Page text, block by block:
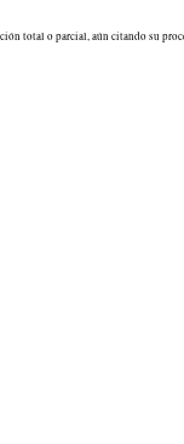
total o parcial, aún citando su